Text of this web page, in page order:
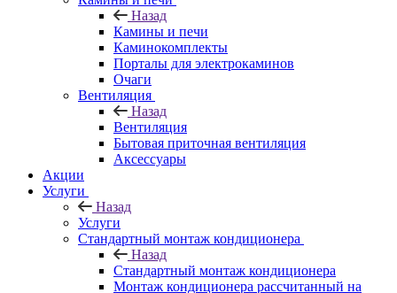
Назад
Камины и печи
Каминокомплекты
Порталы для электрокаминов
Очаги
Вентиляция
Назад
Вентиляция
Бытовая приточная вентиляция
Аксессуары
Акции
Услуги
Назад
Услуги
Стандартный монтаж кондиционера
Назад
Стандартный монтаж кондиционера
Монтаж кондиционера рассчитанный на